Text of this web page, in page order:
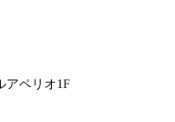
アペリオ1F